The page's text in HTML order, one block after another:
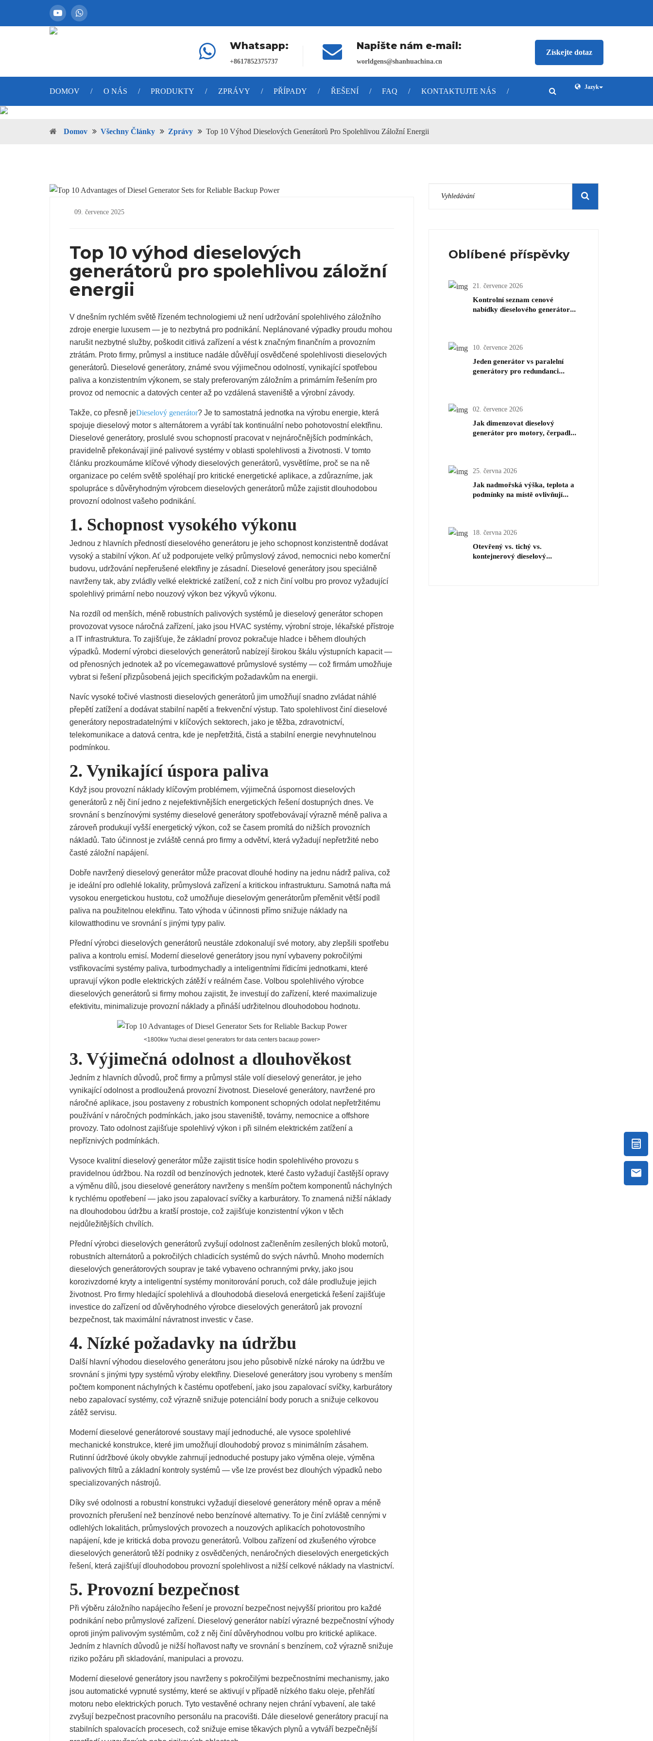
Whatsapp:
+8617852375737
Napište nám e-mail:
worldgens@shanhuachina.cn
Získejte dotaz
DOMOV / O NÁS / PRODUKTY / ZPRÁVY / PŘÍPADY / ŘEŠENÍ / FAQ / KONTAKTUJTE NÁS / Jazyk
Domov Všechny Články Zprávy Top 10 Výhod Dieselových Generátorů Pro Spolehlivou Záložní Energii
09. července 2025
Top 10 výhod dieselových
generátorů pro spolehlivou záložní
energii
V dnešním rychlém světě řízeném technologiemi už není udržování spolehlivého záložního
zdroje energie luxusem — je to nezbytná pro podnikání. Neplánované výpadky proudu mohou
narušit nezbytné služby, poškodit citlivá zařízení a vést k značným finančním a provozním
ztrátám. Proto firmy, průmysl a instituce nadále důvěřují osvědčené spolehlivosti dieselových
generátorů. Dieselové generátory, známé svou výjimečnou odolností, vynikající spotřebou
paliva a konzistentním výkonem, se staly preferovaným záložním a primárním řešením pro
provoz od nemocnic a datových center až po vzdálená staveniště a výrobní závody.
Takže, co přesně jeDieselový generátor? Je to samostatná jednotka na výrobu energie, která
spojuje dieselový motor s alternátorem a vyrábí tak kontinuální nebo pohotovostní elektřinu.
Dieselové generátory, proslulé svou schopností pracovat v nejnáročnějších podmínkách,
pravidelně překonávají jiné palivové systémy v oblasti spolehlivosti a životnosti. V tomto
článku prozkoumáme klíčové výhody dieselových generátorů, vysvětlíme, proč se na ně
organizace po celém světě spoléhají pro kritické energetické aplikace, a zdůrazníme, jak
spolupráce s důvěryhodným výrobcem dieselových generátorů může zajistit dlouhodobou
provozní odolnost vašeho podnikání.
1. Schopnost vysokého výkonu
Jednou z hlavních předností dieselového generátoru je jeho schopnost konzistentně dodávat
vysoký a stabilní výkon. Ať už podporujete velký průmyslový závod, nemocnici nebo komerční
budovu, udržování nepřerušené elektřiny je zásadní. Dieselové generátory jsou speciálně
navrženy tak, aby zvládly velké elektrické zatížení, což z nich činí volbu pro provoz vyžadující
spolehlivý primární nebo nouzový výkon bez výkyvů výkonu.
Na rozdíl od menších, méně robustních palivových systémů je dieselový generátor schopen
provozovat vysoce náročná zařízení, jako jsou HVAC systémy, výrobní stroje, lékařské přístroje
a IT infrastruktura. To zajišťuje, že základní provoz pokračuje hladce i během dlouhých
výpadků. Moderní výrobci dieselových generátorů nabízejí širokou škálu výstupních kapacit —
od přenosných jednotek až po vícemegawattové průmyslové systémy — což firmám umožňuje
vybrat si řešení přizpůsobená jejich specifickým požadavkům na energii.
Navíc vysoké točivé vlastnosti dieselových generátorů jim umožňují snadno zvládat náhlé
přepětí zatížení a dodávat stabilní napětí a frekvenční výstup. Tato spolehlivost činí dieselové
generátory nepostradatelnými v klíčových sektorech, jako je těžba, zdravotnictví,
telekomunikace a datová centra, kde je nepřetržitá, čistá a stabilní energie nevyhnutelnou
podmínkou.
2. Vynikající úspora paliva
Když jsou provozní náklady klíčovým problémem, výjimečná úspornost dieselových
generátorů z něj činí jedno z nejefektivnějších energetických řešení dostupných dnes. Ve
srovnání s benzínovými systémy dieselové generátory spotřebovávají výrazně méně paliva a
zároveň produkují vyšší energetický výkon, což se časem promítá do nižších provozních
nákladů. Tato účinnost je zvláště cenná pro firmy a odvětví, která vyžadují nepřetržité nebo
časté záložní napájení.
Dobře navržený dieselový generátor může pracovat dlouhé hodiny na jednu nádrž paliva, což
je ideální pro odlehlé lokality, průmyslová zařízení a kritickou infrastrukturu. Samotná nafta má
vysokou energetickou hustotu, což umožňuje dieselovým generátorům přeměnit větší podíl
paliva na použitelnou elektřinu. Tato výhoda v účinnosti přímo snižuje náklady na
kilowatthodinu ve srovnání s jinými typy paliv.
Přední výrobci dieselových generátorů neustále zdokonalují své motory, aby zlepšili spotřebu
paliva a kontrolu emisí. Moderní dieselové generátory jsou nyní vybaveny pokročilými
vstřikovacími systémy paliva, turbodmychadly a inteligentními řídicími jednotkami, které
upravují výkon podle elektrických zátěží v reálném čase. Volbou spolehlivého výrobce
dieselových generátorů si firmy mohou zajistit, že investují do zařízení, které maximalizuje
efektivitu, minimalizuje provozní náklady a přináší udržitelnou dlouhodobou hodnotu.
<1800kw Yuchai diesel generators for data centers bacaup power>
3. Výjimečná odolnost a dlouhověkost
Jedním z hlavních důvodů, proč firmy a průmysl stále volí dieselový generátor, je jeho
vynikající odolnost a prodloužená provozní životnost. Dieselové generátory, navržené pro
náročné aplikace, jsou postaveny z robustních komponent schopných odolat nepřetržitému
používání v náročných podmínkách, jako jsou staveniště, továrny, nemocnice a offshore
provozy. Tato odolnost zajišťuje spolehlivý výkon i při silném elektrickém zatížení a
nepříznivých podmínkách.
Vysoce kvalitní dieselový generátor může zajistit tisíce hodin spolehlivého provozu s
pravidelnou údržbou. Na rozdíl od benzínových jednotek, které často vyžadují častější opravy
a výměnu dílů, jsou dieselové generátory navrženy s menším počtem komponentů náchylných
k rychlému opotřebení — jako jsou zapalovací svíčky a karburátory. To znamená nižší náklady
na dlouhodobou údržbu a kratší prostoje, což zajišťuje konzistentní výkon v těch
nejdůležitějších chvílích.
Přední výrobci dieselových generátorů zvyšují odolnost začleněním zesílených bloků motorů,
robustních alternátorů a pokročilých chladicích systémů do svých návrhů. Mnoho moderních
dieselových generátorových souprav je také vybaveno ochrannými prvky, jako jsou
korozivzdorné kryty a inteligentní systémy monitorování poruch, což dále prodlužuje jejich
životnost. Pro firmy hledající spolehlivá a dlouhodobá dieselová energetická řešení zajišťuje
investice do zařízení od důvěryhodného výrobce dieselových generátorů jak provozní
bezpečnost, tak maximální návratnost investic v čase.
4. Nízké požadavky na údržbu
Další hlavní výhodou dieselového generátoru jsou jeho působivě nízké nároky na údržbu ve
srovnání s jinými typy systémů výroby elektřiny. Dieselové generátory jsou vyrobeny s menším
počtem komponent náchylných k častému opotřebení, jako jsou zapalovací svíčky, karburátory
nebo zapalovací systémy, což výrazně snižuje potenciální body poruch a snižuje celkovou
zátěž servisu.
Moderní dieselové generátorové soustavy mají jednoduché, ale vysoce spolehlivé
mechanické konstrukce, které jim umožňují dlouhodobý provoz s minimálním zásahem.
Rutinní údržbové úkoly obvykle zahrnují jednoduché postupy jako výměna oleje, výměna
palivových filtrů a základní kontroly systémů — vše lze provést bez dlouhých výpadků nebo
specializovaných nástrojů.
Díky své odolnosti a robustní konstrukci vyžadují dieselové generátory méně oprav a méně
provozních přerušení než benzínové nebo benzínové alternativy. To je činí zvláště cennými v
odlehlých lokalitách, průmyslových provozech a nouzových aplikacích pohotovostního
napájení, kde je kritická doba provozu generátorů. Volbou zařízení od zkušeného výrobce
dieselových generátorů těží podniky z osvědčených, nenáročných dieselových energetických
řešení, která zajišťují dlouhodobou provozní spolehlivost a nižší celkové náklady na vlastnictví.
5. Provozní bezpečnost
Při výběru záložního napájecího řešení je provozní bezpečnost nejvyšší prioritou pro každé
podnikání nebo průmyslové zařízení. Dieselový generátor nabízí výrazné bezpečnostní výhody
oproti jiným palivovým systémům, což z něj činí důvěryhodnou volbu pro kritické aplikace.
Jedním z hlavních důvodů je nižší hořlavost nafty ve srovnání s benzínem, což výrazně snižuje
riziko požáru při skladování, manipulaci a provozu.
Moderní dieselové generátory jsou navrženy s pokročilými bezpečnostními mechanismy, jako
jsou automatické vypnuté systémy, které se aktivují v případě nízkého tlaku oleje, přehřátí
motoru nebo elektrických poruch. Tyto vestavěné ochrany nejen chrání vybavení, ale také
zvyšují bezpečnost pracovního personálu na pracovišti. Dále dieselové generátory pracují na
stabilních spalovacích procesech, což snižuje emise těkavých plynů a vytváří bezpečnější
Oblíbené příspěvky
21. července 2026
Kontrolní seznam cenové
nabídky dieselového generátoru:
10. července 2026
Jeden generátor vs paralelní
generátory pro redundanci
02. července 2026
Jak dimenzovat dieselový
generátor pro motory, čerpadla
25. června 2026
Jak nadmořská výška, teplota a
podmínky na místě ovlivňují
18. června 2026
Otevřený vs. tichý vs.
kontejnerový dieselový